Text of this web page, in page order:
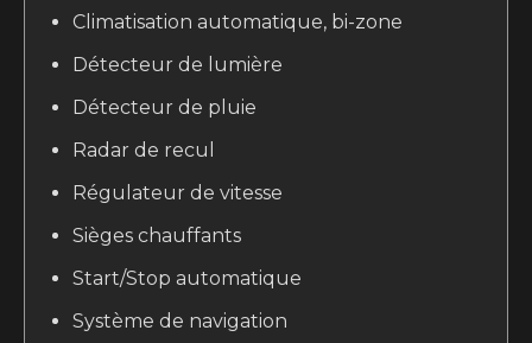
Climatisation automatique, bi-zone
Détecteur de lumière
Détecteur de pluie
Radar de recul
Régulateur de vitesse
Sièges chauffants
Start/Stop automatique
Système de navigation